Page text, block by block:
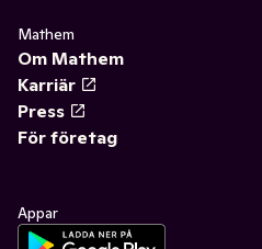
Mathem
Om Mathem
Karriär
Press
För företag
Appar